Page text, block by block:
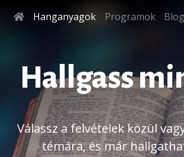
Hanganyagok Programok Blog
Hallgass
Válassz a felvételek közül
témára, és már